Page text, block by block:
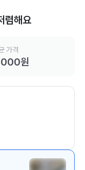
렴해요
가격
원